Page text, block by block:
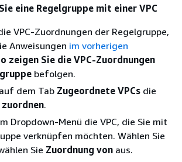
eine Regelgruppe mit einer VPC
VPC-Zuordnungen der Regelgruppe,
Anweisungen im vorherigen
zeigen Sie die VPC-Zuordnungen
befolgen.
dem Tab Zugeordnete VPCs die
zuordnen.
Dropdown-Menü die VPC, die Sie mit
verknüpfen möchten. Wählen Sie
Sie Zuordnung von aus.